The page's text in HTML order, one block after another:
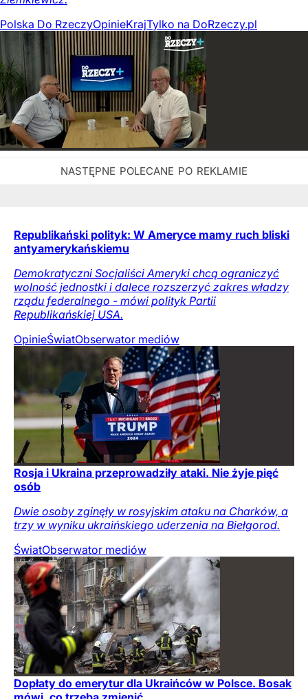
Polska Do RzeczyOpinieKrajTylko na DoRzeczy.pl
Republikański polityk: W Ameryce mamy ruch bliski
antyamerykańskiemu
Demokratyczni Socjaliści Ameryki chcą ograniczyć
wolność jednostki i dalece rozszerzyć zakres władzy
rządu federalnego - mówi polityk Partii
Republikańskiej USA.
OpinieŚwiatObserwator mediów
Rosja i Ukraina przeprowadziły ataki. Nie żyje pięć
osób
Dwie osoby zginęły w rosyjskim ataku na Charków, a
trzy w wyniku ukraińskiego uderzenia na Biełgorod.
ŚwiatObserwator mediów
Dopłaty do emerytur dla Ukraińców w Polsce. Bosak